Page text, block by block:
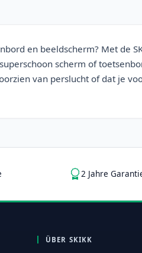
en beeldscherm? Met de
scherm of
van perslucht of dat je
2 Jahre
ÜBER SKIKK